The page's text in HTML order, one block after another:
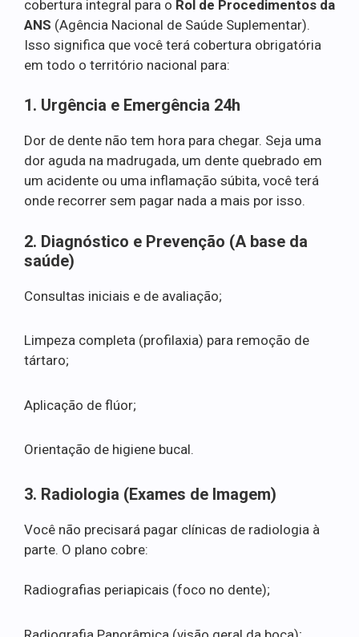
cobertura integral para o Rol de Procedimentos da
ANS (Agência Nacional de Saúde Suplementar).
Isso significa que você terá cobertura obrigatória
em todo o território nacional para:
1. Urgência e Emergência 24h
Dor de dente não tem hora para chegar. Seja uma
dor aguda na madrugada, um dente quebrado em
um acidente ou uma inflamação súbita, você terá
onde recorrer sem pagar nada a mais por isso.
2. Diagnóstico e Prevenção (A base da
saúde)
Consultas iniciais e de avaliação;
Limpeza completa (profilaxia) para remoção de
tártaro;
Aplicação de flúor;
Orientação de higiene bucal.
3. Radiologia (Exames de Imagem)
Você não precisará pagar clínicas de radiologia à
parte. O plano cobre:
Radiografias periapicais (foco no dente);